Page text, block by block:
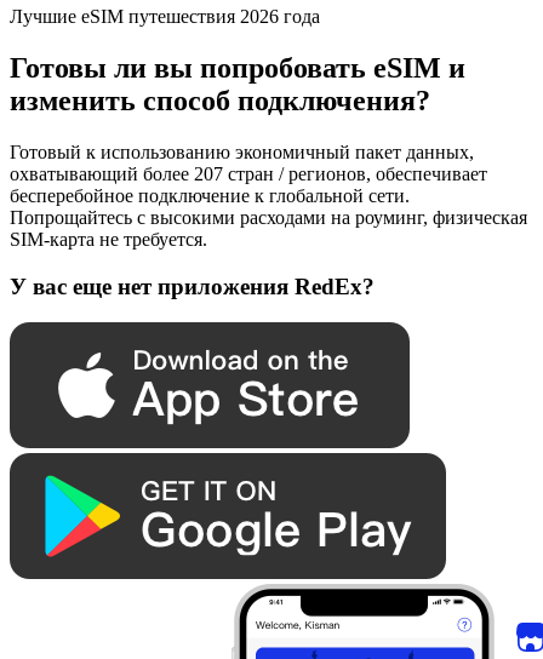
Лучшие eSIM путешествия 2026 года
Готовы ли вы попробовать eSIM и
изменить способ подключения?
Готовый к использованию экономичный пакет данных,
охватывающий более 207 стран / регионов, обеспечивает
бесперебойное подключение к глобальной сети.
Попрощайтесь с высокими расходами на роуминг, физическая
SIM-карта не требуется.
У вас еще нет приложения RedEx?